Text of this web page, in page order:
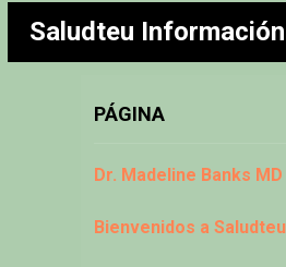
Saludteu Información
PÁGINA
Dr. Madeline Banks MD
Bienvenidos a Saludteu